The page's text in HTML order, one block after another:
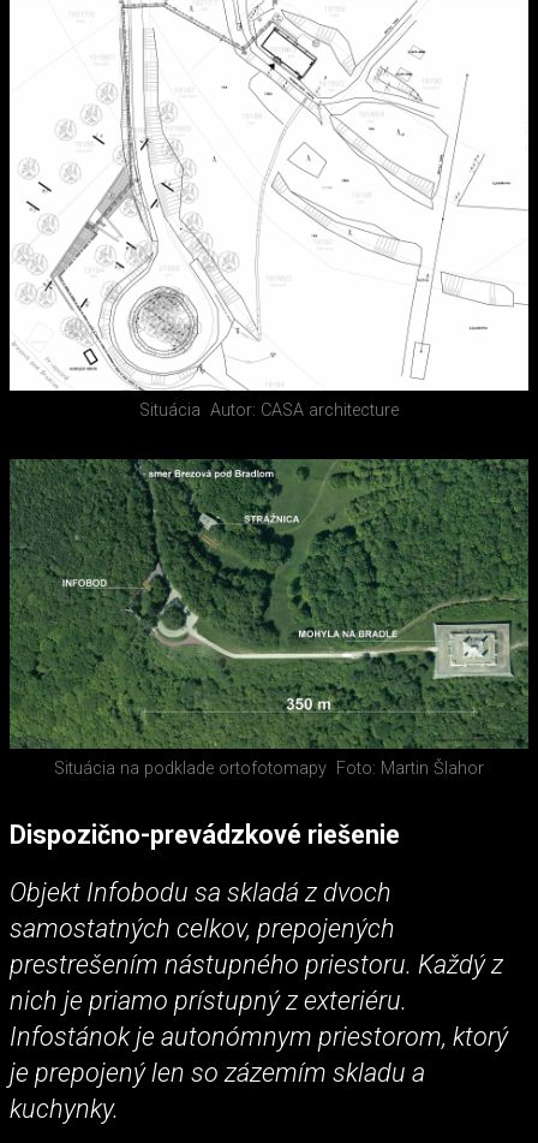
Situácia Autor: CASA architecture
Situácia na podklade ortofotomapy Foto: Martin Šlahor
Dispozično-prevádzkové riešenie
Objekt Infobodu sa skladá z dvoch
samostatných celkov, prepojených
prestrešením nástupného priestoru. Každý z
nich je priamo prístupný z exteriéru.
Infostánok je autonómnym priestorom, ktorý
je prepojený len so zázemím skladu a
kuchynky.